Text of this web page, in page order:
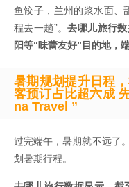
鱼饺子，兰州的浆水面、
程去一趟”。去哪儿旅行
阳等“味蕾友好”目的地，
暑期规划提升日程
客预订占比超六成
na Travel ”
过完端午，暑期就不远了
划暑期行程。